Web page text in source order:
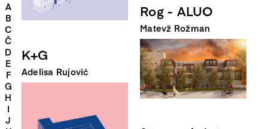
K+G
Adelisa Rujović
Rog - ALUO
Matevž Rožman
A
B
C
Č
D
E
F
G
H
I
J